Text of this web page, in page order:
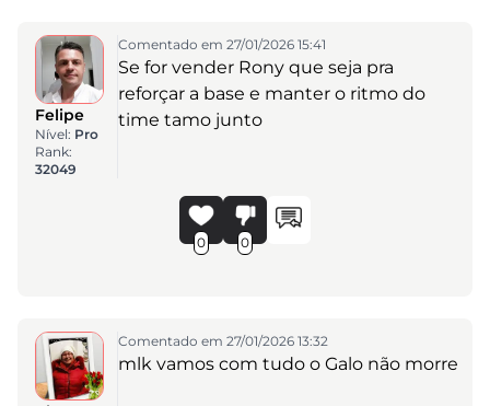
Felipe
Nível: Pro
Rank:
32049
Comentado em 27/01/2026 15:41
Se for vender Rony que seja pra
reforçar a base e manter o ritmo do
time tamo junto
0 0
Comentado em 27/01/2026 13:32
mlk vamos com tudo o Galo não morre